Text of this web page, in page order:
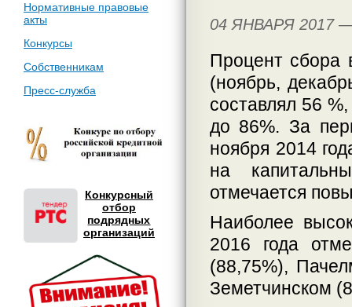
Нормативные правовые
акты
Конкурсы
Собственникам
Пресс-служба
Конкурсный
отбор
подрядных
организаций
04 ЯНВАРЯ 2017
Процент сбора
(ноябрь,
составлял 56
до 86%. За
ноября 2014
на
отмечается
Наиболее
2016 года
(88,75%),
Земетчинском